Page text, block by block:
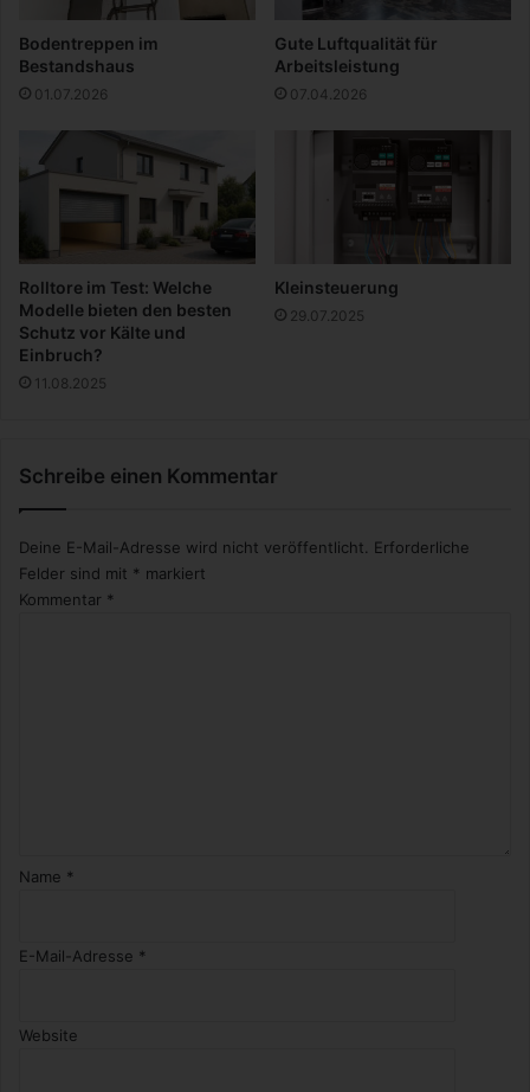
p
p
e
Bodentreppen im
Bestandshaus
01.07.2026
Gute Luftqualität für
Arbeitsleistung
07.04.2026
Rolltore im Test: Welche
Modelle bieten den besten
Schutz vor Kälte und
Einbruch?
11.08.2025
Kleinsteuerung
29.07.2025
Schreibe einen Kommentar
Deine E-Mail-Adresse wird nicht veröffentlicht. Erforderliche
Felder sind mit * markiert
Kommentar *
Name *
E-Mail-Adresse *
Website